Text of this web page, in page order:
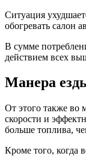
Ситуация
обогревать салон
В сумме
действием всех
Манера
От этого также во
скорости и
больше топлива,
Кроме того, когда